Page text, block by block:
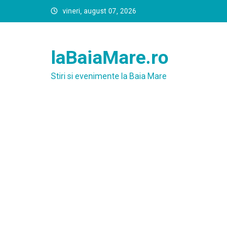
to
vineri, august 07, 2026
laBaiaMare.ro
Stiri si evenimente la Baia Mare